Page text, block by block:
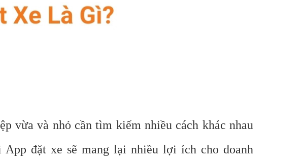
vừa và nhỏ cần tìm kiếm nhiều cách khác nhau
đặt xe sẽ mang lại nhiều lợi ích cho doanh